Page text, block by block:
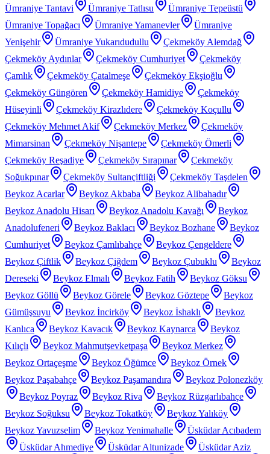
Ümraniye Tantavi
Ümraniye Tatlısu
Ümraniye Tepeüstü
Ümraniye Topağacı
Ümraniye Yamanevler
Ümraniye
Yenişehir
Ümraniye Yukarıdudullu
Çekmeköy Alemdağ
Çekmeköy Aydınlar
Çekmeköy Cumhuriyet
Çekmeköy
Çamlık
Çekmeköy Çatalmeşe
Çekmeköy Ekşioğlu
Çekmeköy Güngören
Çekmeköy Hamidiye
Çekmeköy
Hüseyinli
Çekmeköy Kirazlıdere
Çekmeköy Koçullu
Çekmeköy Mehmet Akif
Çekmeköy Merkez
Çekmeköy
Mimarsinan
Çekmeköy Nişantepe
Çekmeköy Ömerli
Çekmeköy Reşadiye
Çekmeköy Sırapınar
Çekmeköy
Soğukpınar
Çekmeköy Sultançiftliği
Çekmeköy Taşdelen
Beykoz Acarlar
Beykoz Akbaba
Beykoz Alibahadır
Beykoz Anadolu Hisarı
Beykoz Anadolu Kavağı
Beykoz
Anadolufeneri
Beykoz Baklacı Beykoz Bozhane
Beykoz
Cumhuriyet
Beykoz Çamlıbahçe
Beykoz Çengeldere
Beykoz Çiftlik
Beykoz Çiğdem Beykoz Çubuklu
Beykoz
Dereseki
Beykoz Elmalı Beykoz Fatih
Beykoz Göksu
Beykoz Göllü
Beykoz Görele Beykoz Göztepe
Beykoz
Gümüşsuyu
Beykoz İncirköy Beykoz İshaklı
Beykoz
Kanlıca
Beykoz Kavacık Beykoz Kaynarca
Beykoz
Kılıçlı
Beykoz Mahmutşevketpaşa
Beykoz Merkez
Beykoz Ortaçeşme
Beykoz Öğümce
Beykoz Örnek
Beykoz Paşabahçe
Beykoz Paşamandıra
Beykoz Polonezköy
Beykoz Poyraz
Beykoz Riva
Beykoz Rüzgarlıbahçe
Beykoz Soğuksu
Beykoz Tokatköy
Beykoz Yalıköy
Beykoz Yavuzselim
Beykoz Yenimahalle
Üsküdar Acıbadem
Üsküdar Ahmediye
Üsküdar Altunizade Üsküdar Aziz